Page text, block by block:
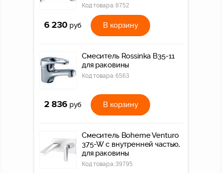
Код товара:8752
6 230 руб В корзину
Смеситель Rossinka B35-11
для раковины
Код товара:6563
2 836 руб В корзину
Смеситель Boheme Venturo
375-W с внутренней частью,
для раковины
Код товара:39795